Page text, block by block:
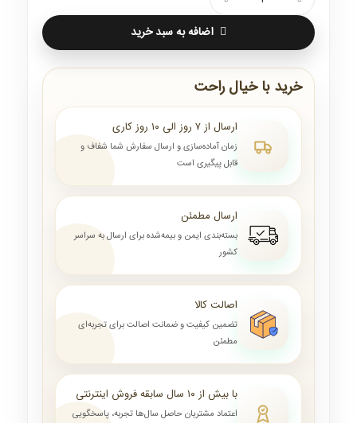
اضافه به سبد خرید
خرید با خیال راحت
ارسال از ۷ روز الی ۱۰ روز کاری
زمان آماده‌سازی و ارسال سفارش شما شفاف و
قابل پیگیری است
ارسال مطمئن
بسته‌بندی ایمن و بیمه‌شده برای ارسال به سراسر
کشور
اصالت کالا
تضمین کیفیت و ضمانت اصالت برای تجربه‌ای
مطمئن
با بیش از ۱۰ سال سابقه فروش اینترنتی
اعتماد مشتریان حاصل سال‌ها تجربه، پاسخگویی